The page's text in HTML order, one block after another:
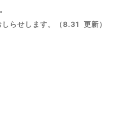
らせします。（8.31 更新）